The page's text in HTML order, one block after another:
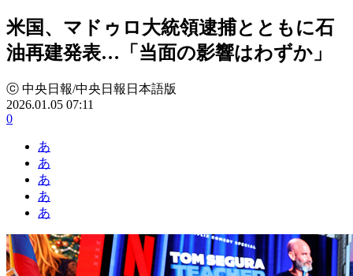
米国、マドゥロ大統領逮捕とともに石
油再建発表…「当面の影響はわずか」
ⓒ 中央日報/中央日報日本語版
2026.01.05 07:11
0
あ
あ
あ
あ
あ